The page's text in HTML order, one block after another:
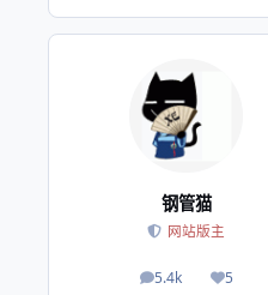
钢管猫
网站版主
5.4k
帖子 5
荣誉积分